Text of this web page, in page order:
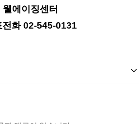
웰에이징센터
전화 02-545-0131